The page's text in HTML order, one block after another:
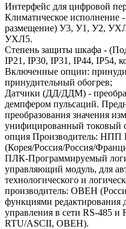
Интерфейс для цифровой
Климатическое
размещение) У3, У1, У2,
УХЛ5.
Степень защиты шкафа -
IP21, IP30, IP31, IP44, IP54,
Включенные опции:
принудительный обогрев;
Датчики (ДД/ДДМ) -
демпфером пульсаций.
преобразования значения
унифицированный токовый
опция Производитель:
(Корея/Россия/Россия/
ПЛК-Программируемый
управляющий модуль, для
технологического и
производитель: ОВЕН
функциями редактирования
управления в сети RS-485 и
RTU/ASCII, ОВЕН).